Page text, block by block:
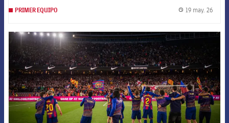
PRIMER EQUIPO 19 may. 26
FCB Barcelona badge